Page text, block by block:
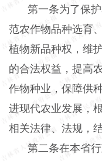
第一条为了保
范农作物品种选育
植物新品种权，维
的合法权益，提高
作物种业，保障供
进现代农业发展，
相关法律、法规，
第二条在本省